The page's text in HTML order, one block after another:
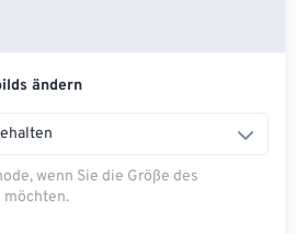
ändern
wenn Sie die Größe des
möchten.